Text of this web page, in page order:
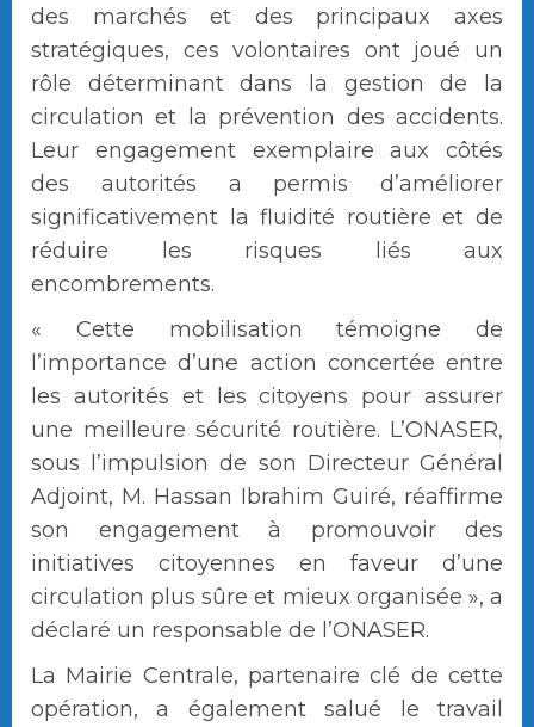
des marchés et des principaux axes
stratégiques, ces volontaires ont joué un
rôle déterminant dans la gestion de la
circulation et la prévention des accidents.
Leur engagement exemplaire aux côtés
des autorités a permis d’améliorer
significativement la fluidité routière et de
réduire les risques liés aux
encombrements.
« Cette mobilisation témoigne de
l’importance d’une action concertée entre
les autorités et les citoyens pour assurer
une meilleure sécurité routière. L’ONASER,
sous l’impulsion de son Directeur Général
Adjoint, M. Hassan Ibrahim Guiré, réaffirme
son engagement à promouvoir des
initiatives citoyennes en faveur d’une
circulation plus sûre et mieux organisée », a
déclaré un responsable de l’ONASER.
La Mairie Centrale, partenaire clé de cette
opération, a également salué le travail